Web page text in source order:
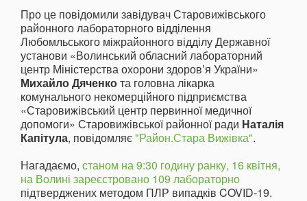
Про це повідомили завідувач Старовижівського
районного лабораторного відділення
Любомльського міжрайонного відділу Державної
установи «Волинський обласний лабораторний
центр Міністерства охорони здоров’я України»
Михайло Дяченкота головна лікарка
комунального некомерційного підприємства
«Старовижівський центр первинної медичної
допомоги» Старовижівської районної ради Наталія
Капітула, повідомляє"Район.Стара Вижівка".
Нагадаємо, станом на 9:30 годину ранку, 16 квітня,
на Волині зареєстровано 109 лабораторно
підтверджених методом ПЛР випадків COVID-19.